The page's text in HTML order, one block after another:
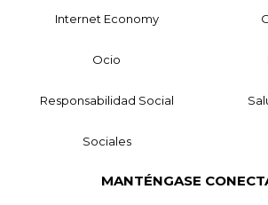
Internet Economy
Ocio
Responsabilidad Social
Sociales
MANTÉNGASE